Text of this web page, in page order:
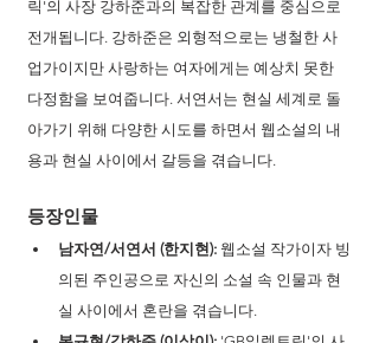
릭'의 사장 강하준과의 복잡한 관계를 중심으로
전개됩니다. 강하준은 외형적으로는 냉철한 사
업가이지만 사랑하는 여자에게는 예상치 못한
다정함을 보여줍니다. 서연서는 현실 세계로 돌
아가기 위해 다양한 시도를 하면서 웹소설의 내
용과 현실 사이에서 갈등을 겪습니다.
등장인물
남자연/서연서 (한지현): 웹소설 작가이자 빙
의된 주인공으로 자신의 소설 속 인물과 현
실 사이에서 혼란을 겪습니다.